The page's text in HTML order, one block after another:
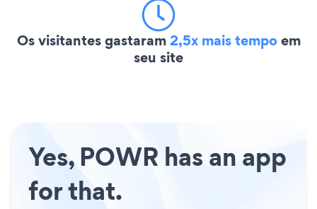
Os visitantes gastaram2,5x mais tempoem
seu site
Yes, POWR has an app
for that.